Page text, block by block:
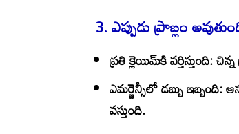
3.ఎప్పుడు ప్రాబ్లం
ప్రతి క్లెయిమ్‌కి వర్తిస్తుంది:
ఎమర్జెన్సీలో డబ్బు ఇబ్బంది:
వస్తుంది.